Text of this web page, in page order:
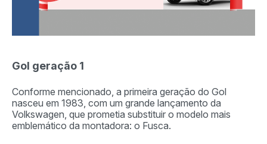
Gol geração 1
Conforme mencionado, a primeira geração do Gol
nasceu em 1983, com um grande lançamento da
Volkswagen, que prometia substituir o modelo mais
emblemático da montadora: o Fusca.